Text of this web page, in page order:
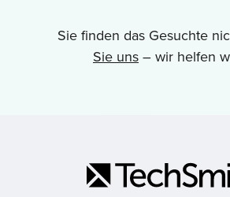
Sie finden das Gesuchte
Sie uns – wir helfen